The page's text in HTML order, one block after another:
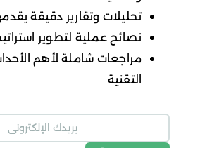
تحليلات وتقارير دقيقة
نصائح عملية لتطوير
مراجعات شاملة لأهم
التقنية